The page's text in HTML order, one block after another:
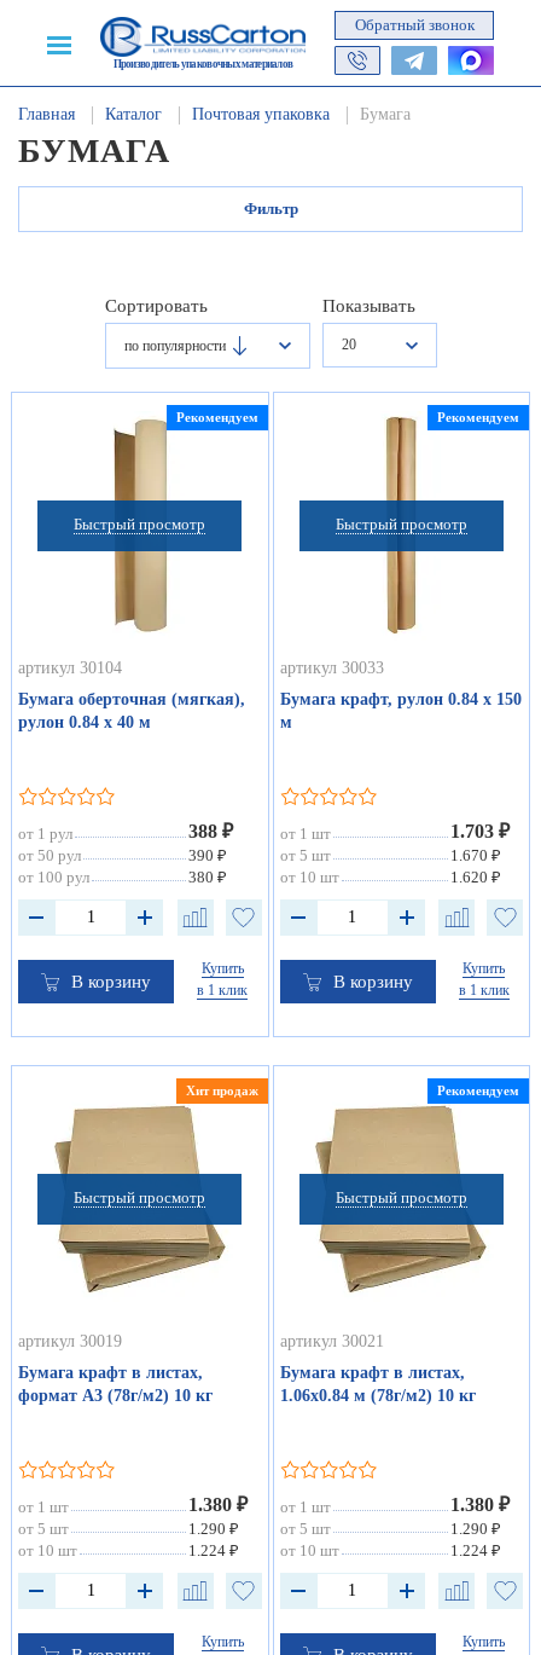
Производитель упаковочных материалов
Обратный звонок
Главная Каталог Почтовая упаковка Бумага
БУМАГА
Фильтр
Сортировать
по популярности
Показывать
20
Быстрый просмотр
Рекомендуем
артикул 30104
Бумага оберточная (мягкая),
рулон 0.84 х 40 м
от 1 рул 388 ₽
от 50 рул
390 ₽
от 100 рул
380 ₽
В корзину
Купить
в 1 клик
Быстрый просмотр
Рекомендуем
артикул 30033
Бумага крафт, рулон 0.84 х 150
м
от 1 шт 1.703 ₽
от 5 шт
1.670 ₽
от 10 шт
1.620 ₽
В корзину
Купить
в 1 клик
Быстрый просмотр
Хит продаж
артикул 30019
Бумага крафт в листах,
формат А3 (78г/м2) 10 кг
от 1 шт 1.380 ₽
от 5 шт
1.290 ₽
от 10 шт
1.224 ₽
Купить
Быстрый просмотр
Рекомендуем
артикул 30021
Бумага крафт в листах,
1.06х0.84 м (78г/м2) 10 кг
от 1 шт 1.380 ₽
от 5 шт
1.290 ₽
от 10 шт
1.224 ₽
Купить